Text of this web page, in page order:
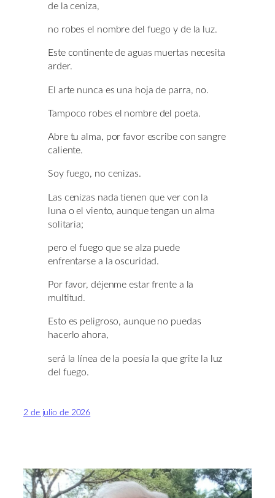
de la ceniza,
no robes el nombre del fuego y de la luz.
Este continente de aguas muertas necesita
arder.
El arte nunca es una hoja de parra, no.
Tampoco robes el nombre del poeta.
Abre tu alma, por favor escribe con sangre
caliente.
Soy fuego, no cenizas.
Las cenizas nada tienen que ver con la
luna o el viento, aunque tengan un alma
solitaria;
pero el fuego que se alza puede
enfrentarse a la oscuridad.
Por favor, déjenme estar frente a la
multitud.
Esto es peligroso, aunque no puedas
hacerlo ahora,
será la línea de la poesía la que grite la luz
del fuego.
2 de julio de 2026